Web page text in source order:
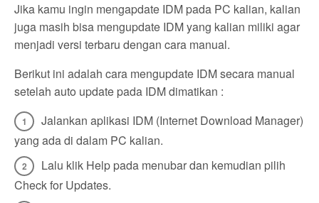
Jika kamu ingin mengapdate IDM pada PC kalian, kalian
juga masih bisa mengupdate IDM yang kalian miliki agar
menjadi versi terbaru dengan cara manual.
Berikut ini adalah cara mengupdate IDM secara manual
setelah auto update pada IDM dimatikan :
Jalankan aplikasi IDM (Internet Download Manager)
yang ada di dalam PC kalian.
Lalu klik Help pada menubar dan kemudian pilih
Check for Updates.